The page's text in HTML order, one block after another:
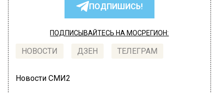
ПОДПИШИСЬ!
ПОДПИСЫВАЙТЕСЬ НА МОСРЕГИОН:
НОВОСТИ ДЗЕН ТЕЛЕГРАМ
Новости СМИ2